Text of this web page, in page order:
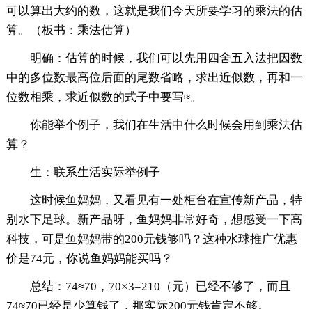
可以算出大约的数，这就是我们今天所要学习的乘法的估
算。（板书：乘法估算）
明确：估算的时候，我们可以先用四舍五入法把因数
中的多位数最高位后面的尾数省略，求出近似数，再和一
位数相乘，求近似数的式子中要写≈。
你能举个例子，我们在生活中什么时候会用到乘法估
算？
生：联系生活实际举例子
这时候鱼妈妈，又看见有一处柜台在宣传新产品，特
别水下足球。新产品呀，鱼妈妈非常好奇，想感受一下高
科技，可是鱼妈妈带的200元钱够吗？这种水球推广优惠
价是74元，你说鱼妈妈能买吗？
总结：74≈70，70×3=210（元）已经不够了，而且
74≈70已经是少算钱了，那实际200元钱肯定不够。